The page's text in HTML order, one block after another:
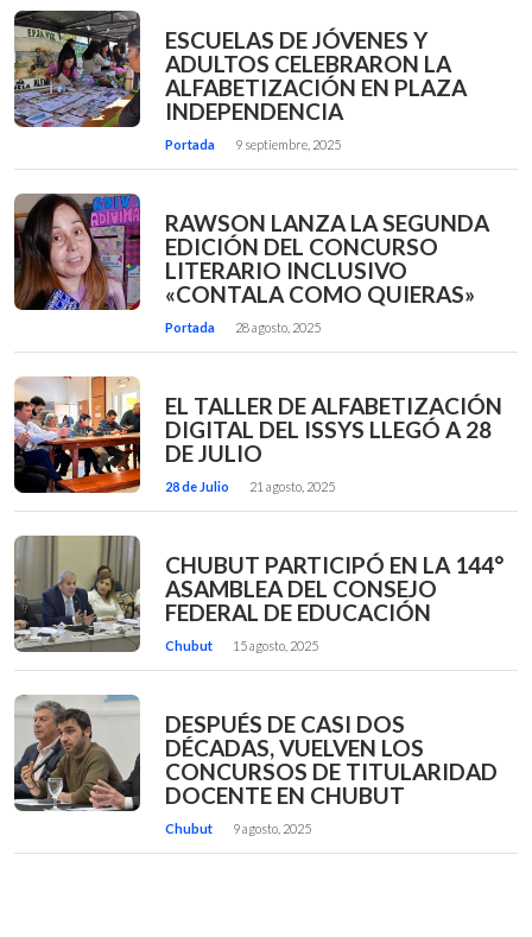
ESCUELAS DE JÓVENES Y
ADULTOS CELEBRARON LA
ALFABETIZACIÓN EN PLAZA
INDEPENDENCIA
Portada 9 septiembre, 2025
RAWSON LANZA LA SEGUNDA
EDICIÓN DEL CONCURSO
LITERARIO INCLUSIVO
«CONTALA COMO QUIERAS»
Portada 28 agosto, 2025
EL TALLER DE ALFABETIZACIÓN
DIGITAL DEL ISSYS LLEGÓ A 28
DE JULIO
28 de Julio 21 agosto, 2025
CHUBUT PARTICIPÓ EN LA 144°
ASAMBLEA DEL CONSEJO
FEDERAL DE EDUCACIÓN
Chubut 15 agosto, 2025
DESPUÉS DE CASI DOS
DÉCADAS, VUELVEN LOS
CONCURSOS DE TITULARIDAD
DOCENTE EN CHUBUT
Chubut 9 agosto, 2025